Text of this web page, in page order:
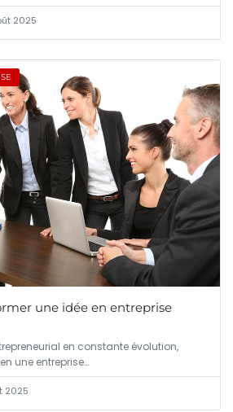
2025
une idée en entreprise
en constante évolution,
une entreprise…
2025